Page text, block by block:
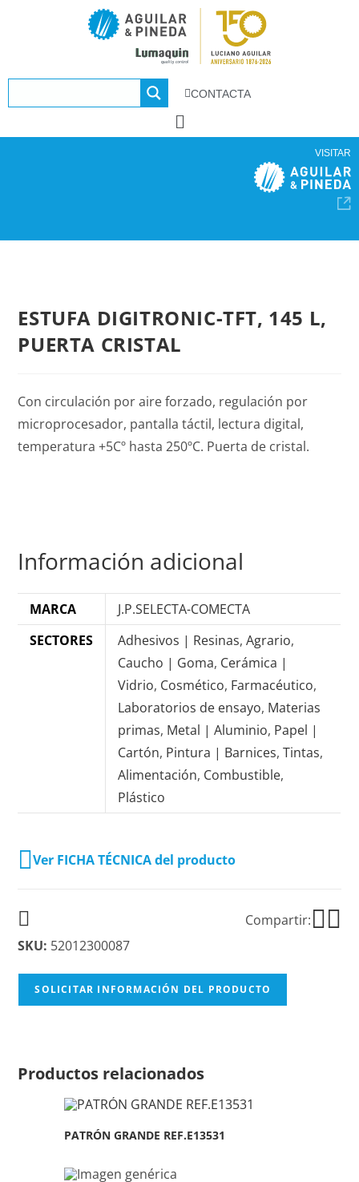
CONTACTA
VISITAR
ESTUFA DIGITRONIC-TFT, 145 L,
PUERTA CRISTAL
Con circulación por aire forzado, regulación por
microprocesador, pantalla táctil, lectura digital,
temperatura +5Cº hasta 250ºC. Puerta de cristal.
Información adicional
MARCA
J.P.SELECTA-COMECTA
SECTORES
Adhesivos | Resinas,Agrario,
Caucho | Goma, Cerámica |
Vidrio, Cosmético, Farmacéutico,
Laboratorios de ensayo, Materias
primas, Metal | Aluminio, Papel |
Cartón, Pintura | Barnices,Tintas,
Alimentación, Combustible,
Plástico
Ver FICHA TÉCNICA del producto
Compartir:
SKU: 52012300087
SOLICITAR INFORMACIÓN DEL PRODUCTO
Productos relacionados
PATRÓN GRANDE REF.E13531